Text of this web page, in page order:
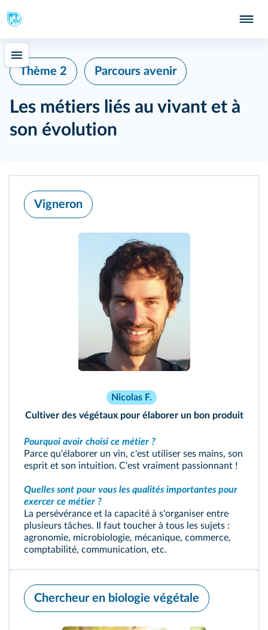
Thème 2 Parcours avenir
Les métiers liés au vivant et à
son évolution
Vigneron
Nicolas F.
Cultiver des végétaux pour élaborer un bon produit
Pourquoi avoir choisi ce métier ?
Parce qu'élaborer un vin, c'est utiliser ses mains, son
esprit et son intuition. C'est vraiment passionnant !
Quelles sont pour vous les qualités importantes pour
exercer ce métier ?
La persévérance et la capacité à s'organiser entre
plusieurs tâches. Il faut toucher à tous les sujets :
agronomie, microbiologie, mécanique, commerce,
comptabilité, communication, etc.
Chercheur en biologie végétale